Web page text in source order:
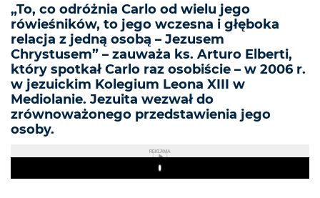
„To, co odróżnia Carlo od wielu jego
rówieśników, to jego wczesna i głęboka
relacja z jedną osobą – Jezusem
Chrystusem” – zauważa ks. Arturo Elberti,
który spotkał Carlo raz osobiście – w 2006 r.
w jezuickim Kolegium Leona XIII w
Mediolanie. Jezuita wezwał do
zrównoważonego przedstawienia jego
osoby.
REKLAMA
Play